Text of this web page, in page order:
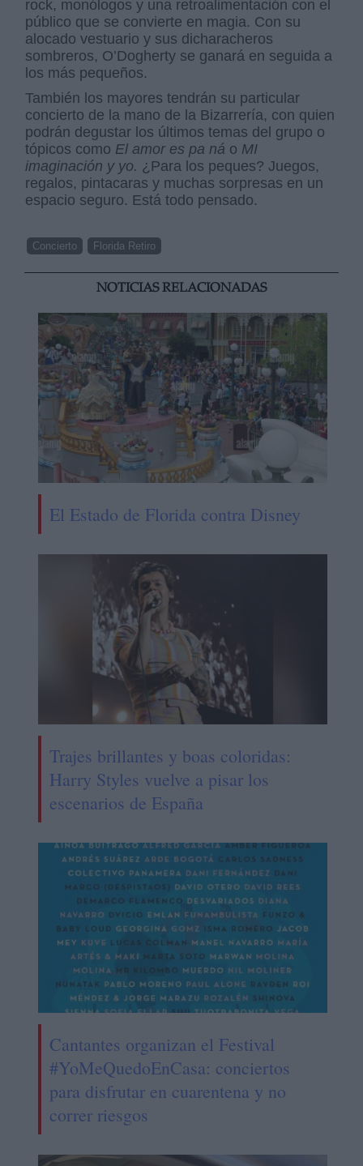
rock, monólogos y una retroalimentación con el
público que se convierte en magia. Con su
alocado vestuario y sus dicharacheros
sombreros, O’Dogherty se ganará en seguida a
los más pequeños.
También los mayores tendrán su particular
concierto de la mano de la Bizarrería, con quien
podrán degustar los últimos temas del grupo o
tópicos como El amor es pa ná o MI
imaginación y yo. ¿Para los peques? Juegos,
regalos, pintacaras y muchas sorpresas en un
espacio seguro. Está todo pensado.
Concierto Florida Retiro
NOTICIAS RELACIONADAS
El Estado de Florida contra Disney
Trajes brillantes y boas coloridas:
Harry Styles vuelve a pisar los
escenarios de España
Cantantes organizan el Festival
#YoMeQuedoEnCasa: conciertos
para disfrutar en cuarentena y no
correr riesgos